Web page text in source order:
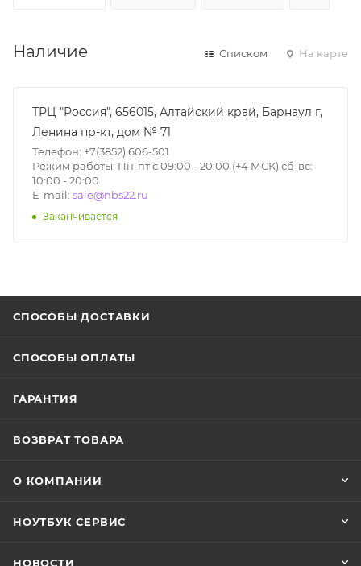
Наличие Списком На карте
ТРЦ "Россия", 656015, Алтайский край, Барнаул г,
Ленина пр-кт, дом № 71
Телефон: +7(3852) 606-501
Режим работы: Пн-пт с 09:00 - 20:00 (+4 МСК) сб-вс:
10:00 - 20:00
E-mail: sale@nbs22.ru
Заканчивается
СПОСОБЫ ДОСТАВКИ
СПОСОБЫ ОПЛАТЫ
ГАРАНТИЯ
ВОЗВРАТ ТОВАРА
О КОМПАНИИ
НОУТБУК СЕРВИС
НОВОСТИ